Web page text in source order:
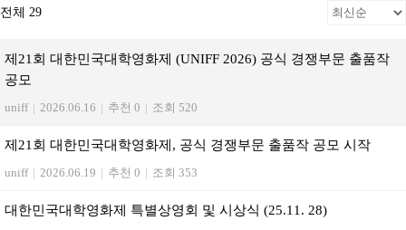
전체 29
제21회 대한민국대학영화제 (UNIFF 2026) 공식 경쟁부문 출품작
공모
uniff | 2026.06.16 | 추천 0 | 조회 520
제21회 대한민국대학영화제, 공식 경쟁부문 출품작 공모 시작
uniff | 2026.06.19 | 추천 0 | 조회 353
대한민국대학영화제 특별상영회 및 시상식 (25.11. 28)